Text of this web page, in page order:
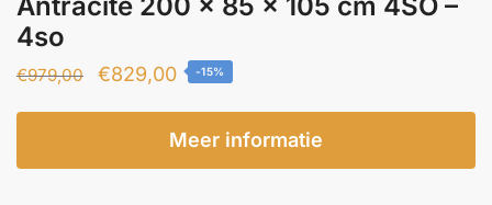
4so
€979,00
Oorspronkelijke
€979,00.
€829,00Huidige
is:
€829,00.
-15%
Meer informatie